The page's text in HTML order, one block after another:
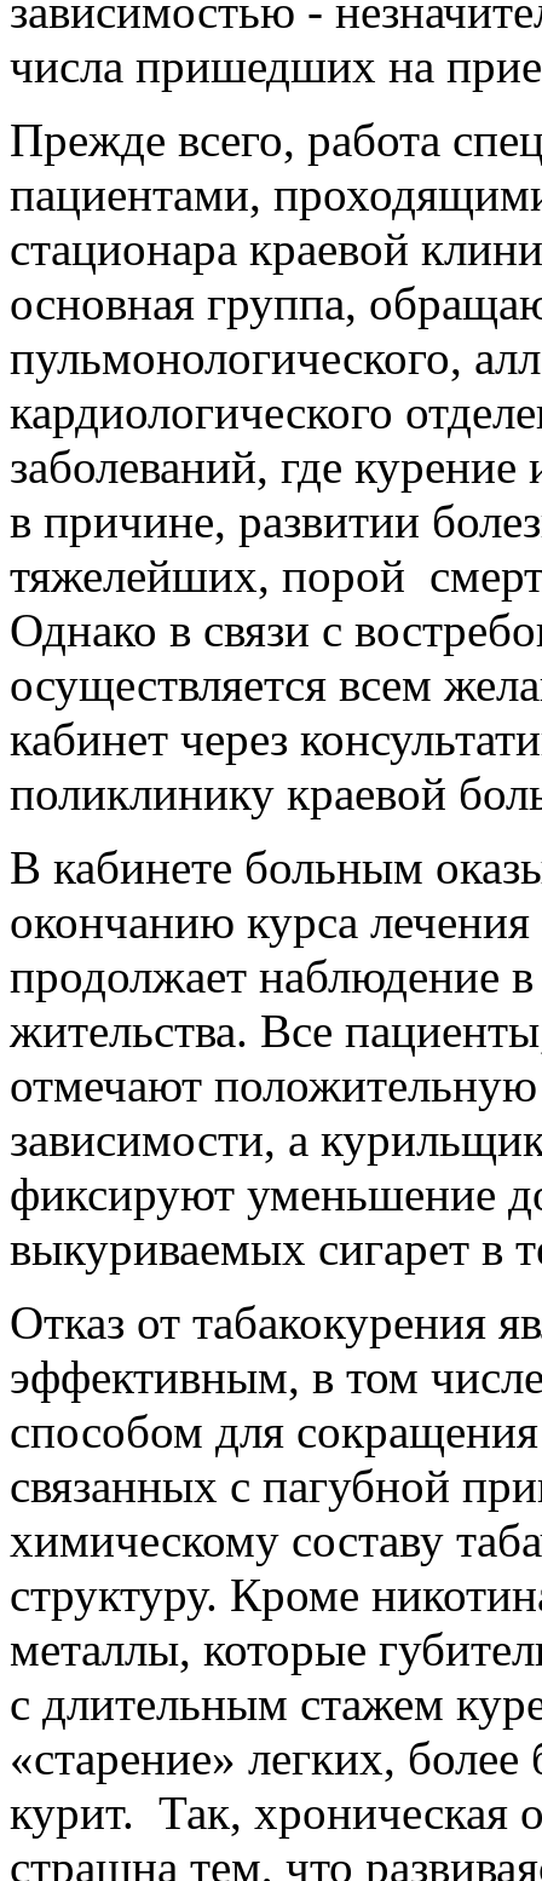
зависимостью -
числа пришедших на
Прежде всего, работа
пациентами,
стационара краевой
основная группа,
пульмонологического,
кардиологического
заболеваний, где
в причине, развитии
тяжелейших, порой
Однако в связи с
осуществляется всем
кабинет через
поликлинику краевой
В кабинете больным
окончанию курса
продолжает наблюдение
жительства. Все
отмечают
зависимости, а
фиксируют уменьшение
выкуриваемых сигарет в
Отказ от табакокурения
эффективным, в том
способом для
связанных с пагубной
химическому составу
структуру. Кроме
металлы, которые
с длительным стажем
«старение» легких,
курит. Так, хроническая
страшна тем, что